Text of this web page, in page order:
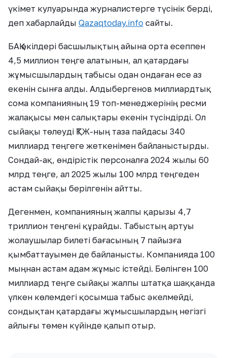
үкімет кулуарында журналистерге түсінік берді,
деп хабарлайды Qazaqtoday.info сайты.
БАҚ өкілдері басшылықтың айына орта есеппен
4,5 миллион теңге алатынын, ал қатардағы
жұмысшылардың табысы одан ондаған есе аз
екенін сынға алды. Алдыбергенов миллиардтық
сома компанияның 19 топ-менеджерінің ресми
жалақысы мен салықтары екенін түсіндірді. Ол
сыйақы төлеуді ҚТЖ-ның таза пайдасы 340
миллиард теңгеге жеткенімен байланыстырды.
Сондай-ақ, өндірістік персоналға 2024 жылы 60
млрд теңге, ал 2025 жылы 100 млрд теңгеден
астам сыйақы берілгенін айтты.
Дегенмен, компанияның жалпы қарызы 4,7
триллион теңгені құрайды. Табыстың артуы
жолаушылар билеті бағасының 7 пайызға
қымбаттауымен де байланысты. Компанияда 100
мыңнан астам адам жұмыс істейді. Бөлінген 100
миллиард теңге сыйақы жалпы штатқа шаққанда
үлкен көлемдегі қосымша табыс әкелмейді,
сондықтан қатардағы жұмысшылардың негізгі
айлығы төмен күйінде қалып отыр.